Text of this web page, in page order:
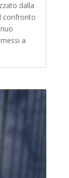
dalla
confronto
a